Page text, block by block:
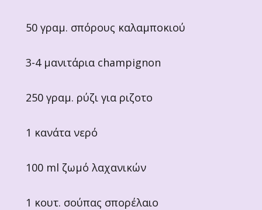
50 γραμ. σπόρους καλαμποκιού
3-4 μανιτάρια champignon
250 γραμ. ρύζι για ριζοτο
1 κανάτα νερό
100 ml ζωμό λαχανικών
1 κουτ. σούπας σπορέλαιο